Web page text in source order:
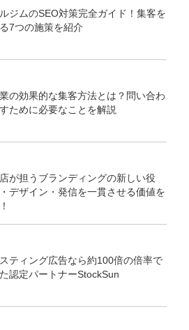
ジムのSEO対策完全ガイド！集客を
7つの施策を紹介
の効果的な集客方法とは？問い合わ
ために必要なことを解説
が担うブランディングの新しい役
デザイン・発信を一貫させる価値を
ティング広告なら約100倍の倍率で
認定パートナーStockSun